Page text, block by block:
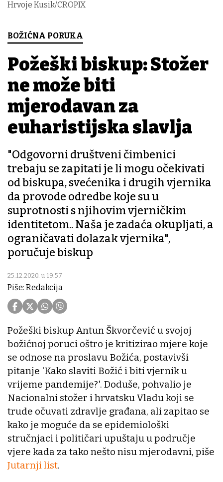
Hrvoje Kusik/CROPIX
BOŽIĆNA PORUKA
Požeški biskup: Stožer
ne može biti
mjerodavan za
euharistijska slavlja
"Odgovorni društveni čimbenici
trebaju se zapitati je li mogu očekivati
od biskupa, svećenika i drugih vjernika
da provode odredbe koje su u
suprotnosti s njihovim vjerničkim
identitetom.. Naša je zadaća okupljati, a
ograničavati dolazak vjernika",
poručuje biskup
25.12.2020. u 19:57
Piše: Redakcija
Požeški biskup Antun Škvorčević u svojoj
božićnoj poruci oštro je kritizirao mjere koje
se odnose na proslavu Božića, postavivši
pitanje 'Kako slaviti Božić i biti vjernik u
vrijeme pandemije?'. Doduše, pohvalio je
Nacionalni stožer i hrvatsku Vladu koji se
trude očuvati zdravlje građana, ali zapitao se
kako je moguće da se epidemiološki
stručnjaci i političari upuštaju u područje
vjere kada za tako nešto nisu mjerodavni, piše
Jutarnji list.